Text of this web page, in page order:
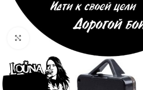
Нажмите, чтобы увеличить